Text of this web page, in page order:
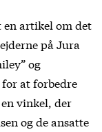
en artikel om det
på Jura
og
at forbedre
vinkel, der
og de ansatte